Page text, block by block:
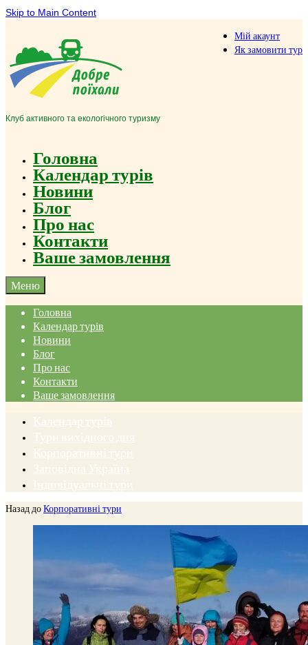
Skip to Main Content
Мій акаунт
Як замовити тур
Клуб активного та екологічного туризму
Головна
Календар турів
Новини
Блог
Про нас
Контакти
Ваше замовлення
Меню
Головна
Календар турів
Новини
Блог
Про нас
Контакти
Ваше замовлення
Календар турів
Тури вихідного дня
Корпоративні тури
Заповідна Україна
Індивідуальні тури
Назад доКорпоративні тури